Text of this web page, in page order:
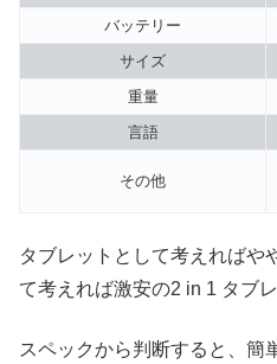
バッテリー
サイズ
重量
言語
その他
タブレットとして考えればや
て考えれば激安の2 in 1 タブレ
スペックから判断すると、簡